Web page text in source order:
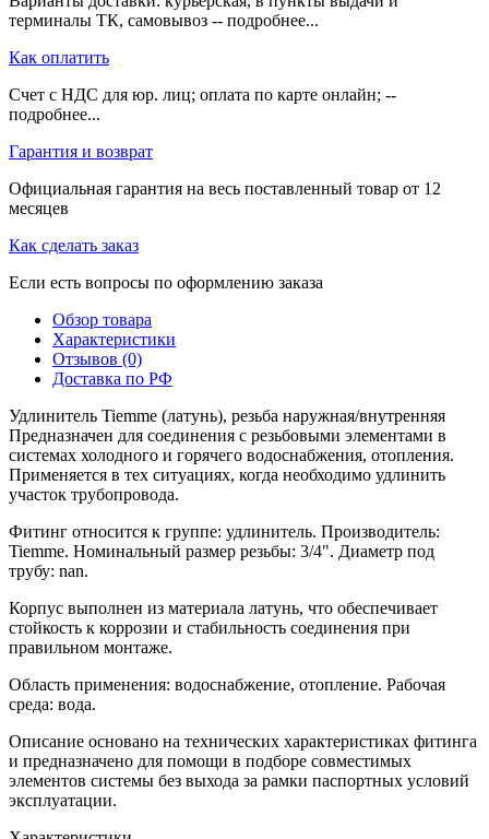
терминалы ТК, самовывоз -- подробнее...
Как оплатить
Счет с НДС для юр. лиц; оплата по карте онлайн; --
подробнее...
Гарантия и возврат
Официальная гарантия на весь поставленный товар от 12
месяцев
Как сделать заказ
Если есть вопросы по оформлению заказа
Обзор товара
Характеристики
Отзывов (0)
Доставка по РФ
Удлинитель Tiemme (латунь), резьба наружная/внутренняя
Предназначен для соединения с резьбовыми элементами в
системах холодного и горячего водоснабжения, отопления.
Применяется в тех ситуациях, когда необходимо удлинить
участок трубопровода.
Фитинг относится к группе: удлинитель. Производитель:
Tiemme. Номинальный размер резьбы: 3/4". Диаметр под
трубу: nan.
Корпус выполнен из материала латунь, что обеспечивает
стойкость к коррозии и стабильность соединения при
правильном монтаже.
Область применения: водоснабжение, отопление. Рабочая
среда: вода.
Описание основано на технических характеристиках фитинга
и предназначено для помощи в подборе совместимых
элементов системы без выхода за рамки паспортных условий
эксплуатации.